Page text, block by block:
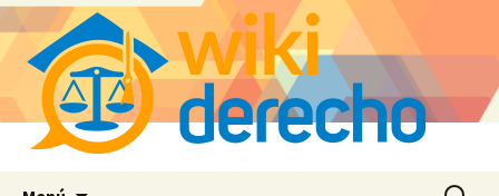
Buscar: